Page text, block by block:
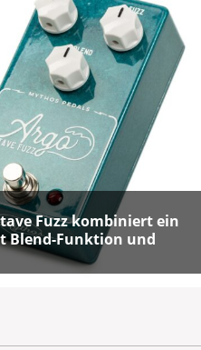
Fuzz kombiniert ein
Blend-Funktion und